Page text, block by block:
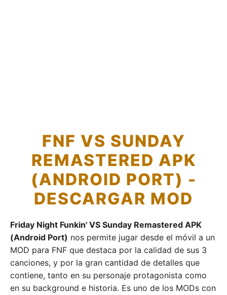
FNF VS SUNDAY
REMASTERED APK
(ANDROID PORT) -
DESCARGAR MOD
Friday Night Funkin' VS Sunday Remastered APK
(Android Port) nos permite jugar desde el móvil a un
MOD para FNF que destaca por la calidad de sus 3
canciones, y por la gran cantidad de detalles que
contiene, tanto en su personaje protagonista como
en su background e historia. Es uno de los MODs con